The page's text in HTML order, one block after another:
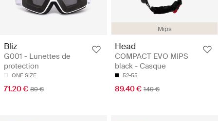
Bliz
G001 - Lunettes de
protection
ONE SIZE
71.20 € 89 €
Mips
Head
COMPACT EVO MIPS
black - Casque
52-55
89.40 € 149 €